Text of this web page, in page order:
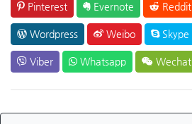
Pinterest Evernote Reddit
Wordpress Weibo Skype
Viber Whatsapp Wechat